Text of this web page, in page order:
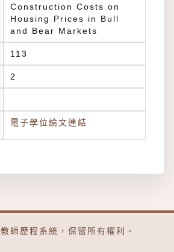
Construction Costs on
Housing Prices in Bull
and Bear Markets
113
2
電子學位論文連結
教師歷程系統 ，保留所有權利。